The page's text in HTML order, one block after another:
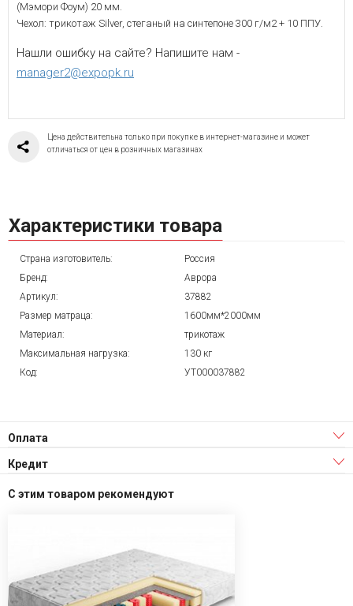
(Мэмори Фоум) 20 мм.
Чехол: трикотаж Silver, стеганый на синтепоне 300 г/м2 + 10 ППУ.
Нашли ошибку на сайте? Напишите нам -
manager2@expopk.ru
Цена действительна только при покупке в интернет-магазине и может
отличаться от цен в розничных магазинах
Характеристики товара
Страна изготовитель:
Россия
Бренд:
Аврора
Артикул:
37882
Размер матраца:
1600мм*2000мм
Материал:
трикотаж
Максимальная нагрузка:
130 кг
Код:
УТ000037882
Оплата
Кредит
С этим товаром рекомендуют